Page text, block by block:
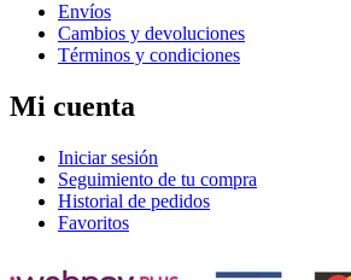
Envíos
Cambios y devoluciones
Términos y condiciones
Mi cuenta
Iniciar sesión
Seguimiento de tu compra
Historial de pedidos
Favoritos